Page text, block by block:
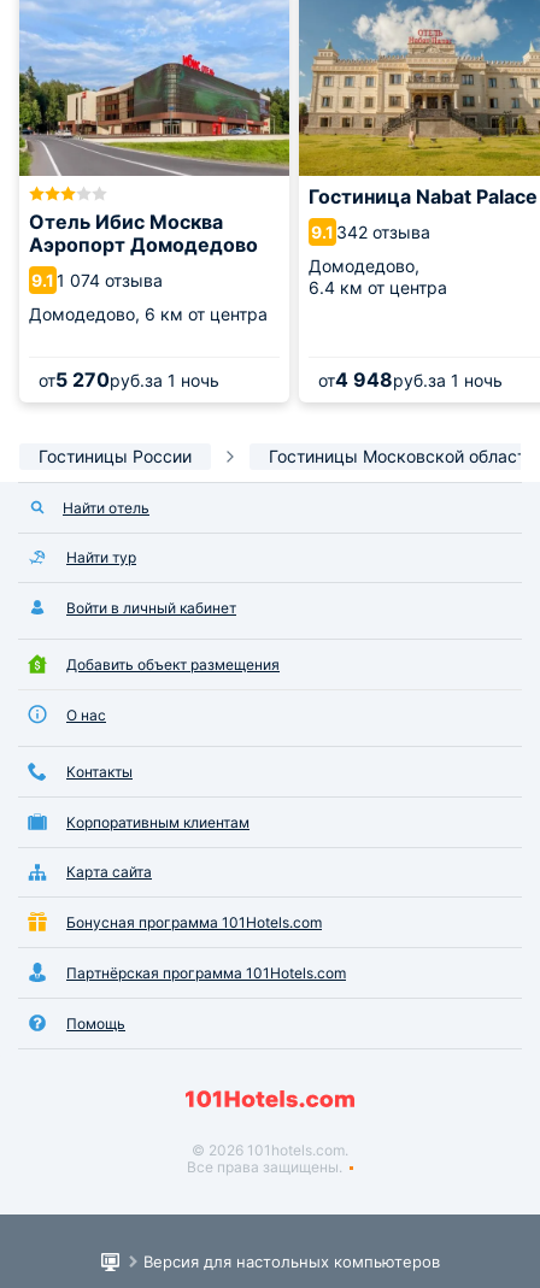
Отель Ибис Москва
Аэропорт Домодедово
9.11 074 отзыва
Домодедово, 6 км от центра
от5 270руб.за 1 ночь
Гостиница Nabat Palace
9.1 342 отзыва
Домодедово,
6.4 км от центра
от4 948руб.за 1 ночь
Гостиницы России Гостиницы Московской области
Найти отель
Найти тур
Войти в личный кабинет
Добавить объект размещения
О нас
Контакты
Корпоративным клиентам
Карта сайта
Бонусная программа 101Hotels.com
Партнёрская программа 101Hotels.com
Помощь
© 2026 101hotels.com.
Все права защищены.
Версия для настольных компьютеров